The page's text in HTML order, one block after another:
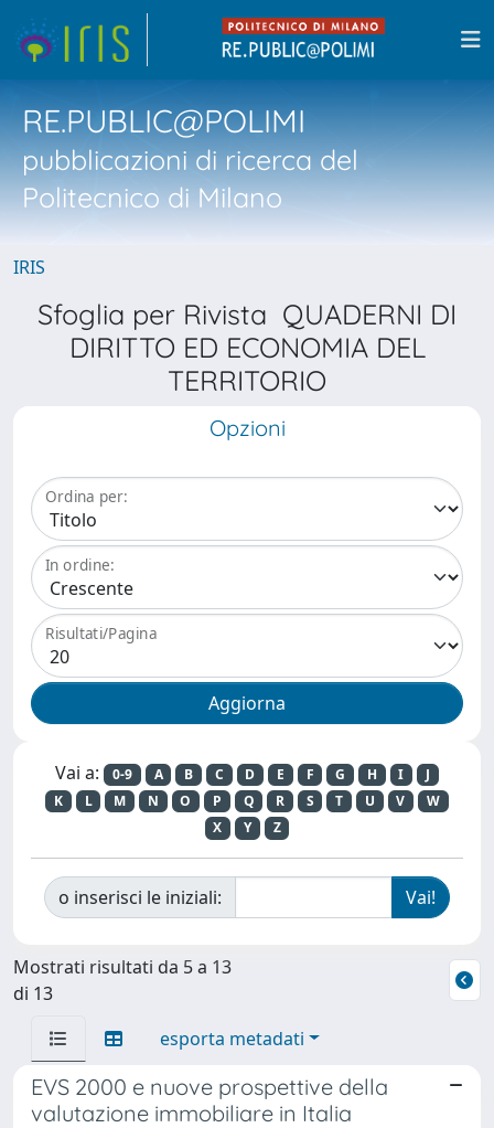
RE.PUBLIC@POLIMI
pubblicazioni di ricerca del
Politecnico di Milano
IRIS
Sfoglia per Rivista QUADERNI DI
DIRITTO ED ECONOMIA DEL
TERRITORIO
Opzioni
Ordina per:
In ordine:
Risultati/Pagina
Vai a: 0-9 A B C D E F G H I
J
K
L M N O P Q R S T U V
W
X
Y Z
o inserisci le iniziali:
Mostrati risultati da 5 a 13
di 13
esporta metadati
EVS 2000 e nuove prospettive della
valutazione immobiliare in Italia